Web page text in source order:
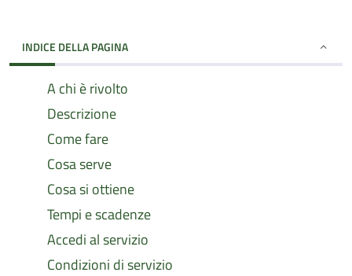
INDICE DELLA PAGINA
A chi è rivolto
Descrizione
Come fare
Cosa serve
Cosa si ottiene
Tempi e scadenze
Accedi al servizio
Condizioni di servizio